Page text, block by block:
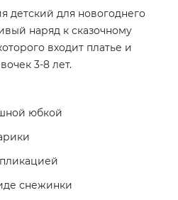
детский для новогоднего
наряд к сказочному
входит платье и
3-8 лет.
юбкой
снежинки